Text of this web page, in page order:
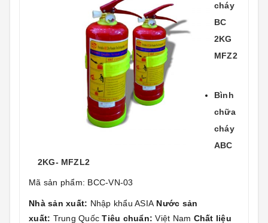
cháy
BC
2KG
MFZ2
Bình
chữa
cháy
ABC
2KG- MFZL2
Mã sản phẩm: BCC-VN-03
Nhà sản xuất: Nhập khẩu ASIA Nước sản
xuất: Trung QuốcTiêu chuẩn: Việt Nam Chất liệu